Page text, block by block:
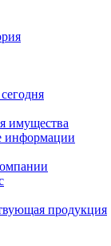
имущества
информации
продукция